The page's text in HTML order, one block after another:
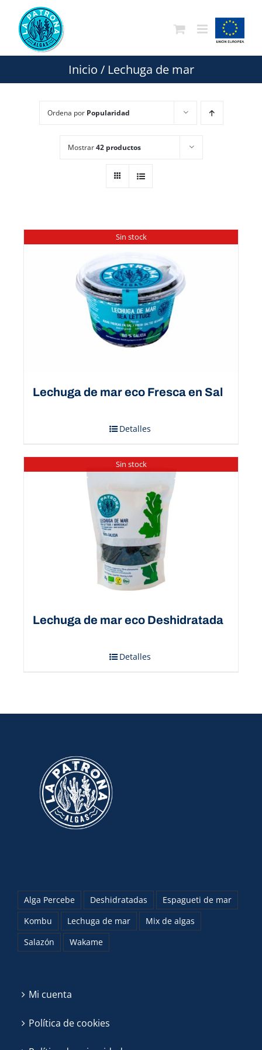
contenido
Inicio / Lechuga de mar
Ordena por Popularidad
Mostrar42 productos
Sin stock
Lechuga de mar eco Fresca en Sal
Detalles
Sin stock
Lechuga de mar eco Deshidratada
Detalles
Alga Percebe Deshidratadas
Espagueti de mar
Kombu
Lechuga de mar
Mix de algas
Salazón
Wakame
Mi cuenta
Política de cookies